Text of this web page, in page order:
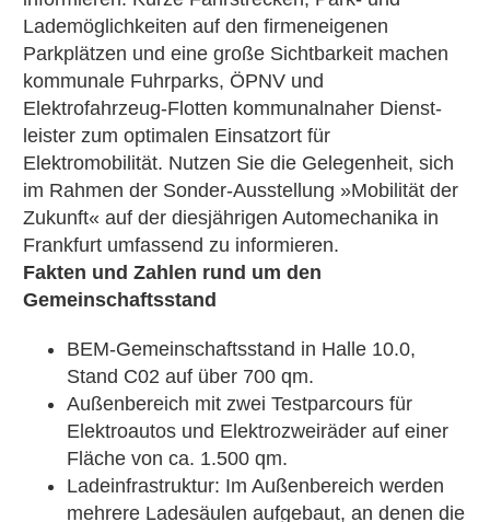
Lademöglichkeiten auf den firmeneigenen
Parkplätzen und eine große Sichtbarkeit machen
kommunale Fuhrparks, ÖPNV und
Elektrofahrzeug-Flotten kommunalnaher Dienst­­
leister zum optimalen Einsatzort für
Elektromobilität. Nutzen Sie die Gelegenheit, sich
im Rahmen der Sonder-Ausstellung »Mobilität der
Zukunft« auf der diesjährigen Automechanika in
Frankfurt umfassend zu informieren.
Fakten und Zahlen rund um den
Gemeinschaftsstand
BEM-Gemeinschaftsstand in Halle 10.0,
Stand C02 auf über 700 qm.
Außenbereich mit zwei Testparcours für
Elektroautos und Elektrozweiräder auf einer
Fläche von ca. 1.500 qm.
Ladeinfrastruktur: Im Außenbereich werden
mehrere Ladesäulen aufgebaut, an denen die